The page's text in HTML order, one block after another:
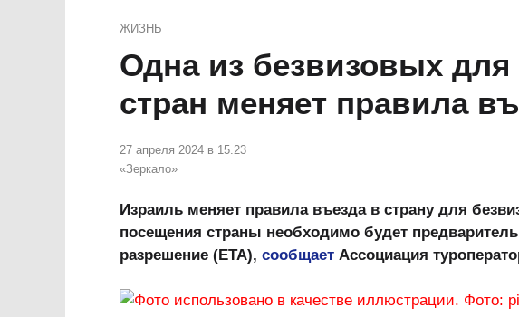
ЖИЗНЬ
Одна из безвизовых для
стран меняет правила
27 апреля 2024 в 15.23
«Зеркало»
Израиль меняет правила въезда в страну для
посещения страны необходимо будет
разрешение (ETA), сообщает Ассоциация